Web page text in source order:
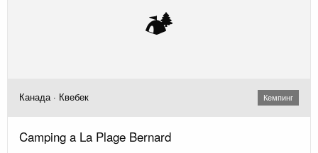
🏕️
Канада · Квебек Кемпинг
Camping a La Plage Bernard